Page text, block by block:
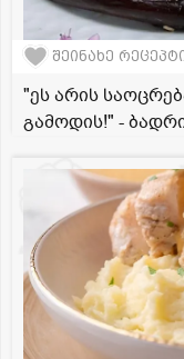
შეინახე
"ეს არის
გამოდის!" -